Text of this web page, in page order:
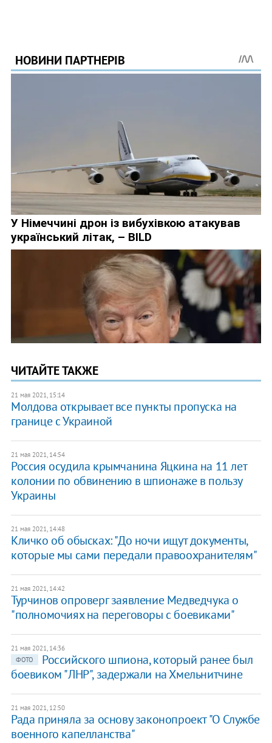
ЧИТАЙТЕ ТАКЖЕ
21 мая 2021, 15:14
Молдова открывает все пункты пропуска на
границе с Украиной
21 мая 2021, 14:54
Россия осудила крымчанина Яцкина на 11 лет
колонии по обвинению в шпионаже в пользу
Украины
21 мая 2021, 14:48
Кличко об обысках: "До ночи ищут документы,
которые мы сами передали правоохранителям"
21 мая 2021, 14:42
Турчинов опроверг заявление Медведчука о
"полномочиях на переговоры с боевиками"
21 мая 2021, 14:36
ФОТО
Российского шпиона, который ранее был
боевиком "ЛНР", задержали на Хмельнитчине
21 мая 2021, 12:50
Рада приняла за основу законопроект "О Службе
военного капелланства"